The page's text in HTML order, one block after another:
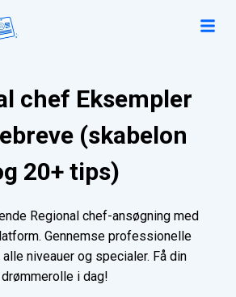
chef Eksempler
(skabelon
20+ tips)
Regional chef-ansøgning med
Gennemse professionelle
niveauer og specialer. Få din
drømmerolle i dag!